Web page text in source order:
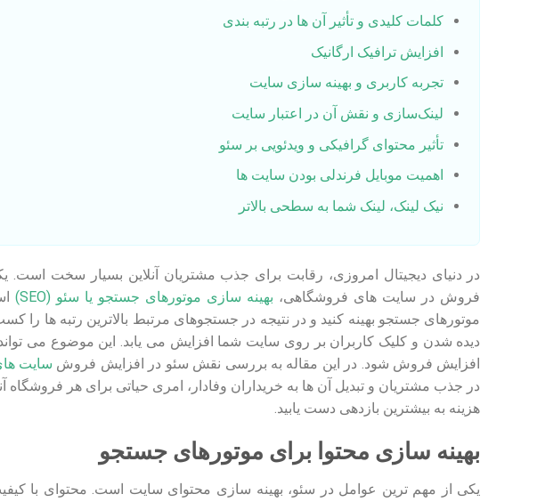
کلمات کلیدی و تأثیر آن ها در رتبه بندی
افزایش ترافیک ارگانیک
تجربه کاربری و بهینه سازی سایت
لینک‌سازی و نقش آن در اعتبار سایت
تأثیر محتوای گرافیکی و ویدئویی بر سئو
اهمیت موبایل فرندلی بودن سایت ها
نیک لینک، لینک شما به سطحی بالاتر
در دنیای دیجیتال امروزی، رقابت برای جذب مشتریان آنلاین بسیار سخت است.
فروش در سایت های فروشگاهی، بهینه سازی موتورهای جستجو یا سئو (SEO)
موتورهای جستجو بهینه کنید و در نتیجه در جستجوهای مرتبط بالاترین رتبه ها را
دیده شدن و کلیک کاربران بر روی سایت شما افزایش می یابد. این موضوع می
افزایش فروش شود. در این مقاله به بررسی نقش سئو در افزایش فروش سایت
در جذب مشتریان و تبدیل آن ها به خریداران وفادار، امری حیاتی برای هر فروشگاه
هزینه به بیشترین بازدهی دست یابید.
بهینه سازی محتوا برای موتورهای جستجو
یکی از مهم ترین عوامل در سئو، بهینه سازی محتوای سایت است. محتوای با